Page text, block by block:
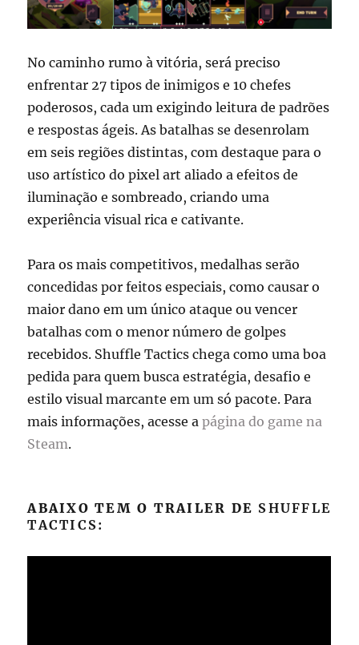
No caminho rumo à vitória, será preciso
enfrentar 27 tipos de inimigos e 10 chefes
poderosos, cada um exigindo leitura de padrões
e respostas ágeis. As batalhas se desenrolam
em seis regiões distintas, com destaque para o
uso artístico do pixel art aliado a efeitos de
iluminação e sombreado, criando uma
experiência visual rica e cativante.
Para os mais competitivos, medalhas serão
concedidas por feitos especiais, como causar o
maior dano em um único ataque ou vencer
batalhas com o menor número de golpes
recebidos. Shuffle Tactics chega como uma boa
pedida para quem busca estratégia, desafio e
estilo visual marcante em um só pacote. Para
mais informações, acesse apágina do game na
Steam.
ABAIXO TEM O TRAILER DE SHUFFLE
TACTICS: